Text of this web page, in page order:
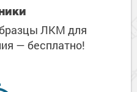
ЛКМ для
— бесплатно!